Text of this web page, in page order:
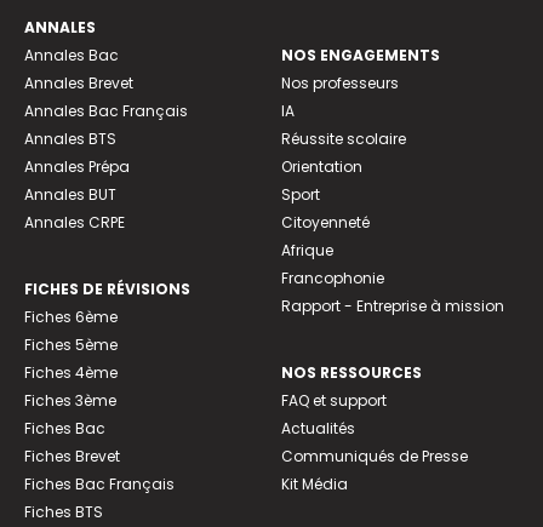
ANNALES
Annales Bac
Annales Brevet
Annales Bac Français
Annales BTS
Annales Prépa
Annales BUT
Annales CRPE
FICHES DE RÉVISIONS
Fiches 6ème
Fiches 5ème
Fiches 4ème
Fiches 3ème
Fiches Bac
Fiches Brevet
Fiches Bac Français
Fiches BTS
NOS ENGAGEMENTS
Nos professeurs
IA
Réussite scolaire
Orientation
Sport
Citoyenneté
Afrique
Francophonie
Rapport - Entreprise à mission
NOS RESSOURCES
FAQ et support
Actualités
Communiqués de Presse
Kit Média